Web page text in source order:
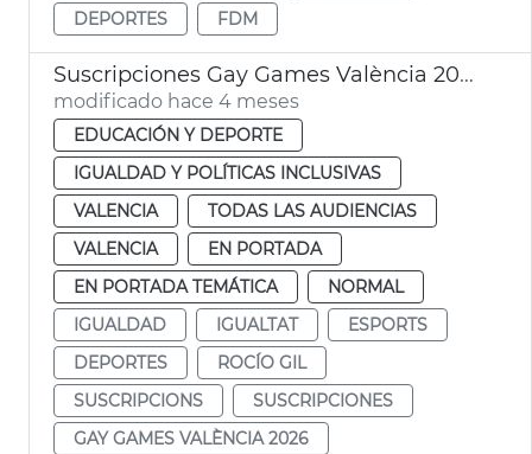
DEPORTES
FDM
Suscripciones Gay Games València 2026
modificado hace 4 meses
EDUCACIÓN Y DEPORTE
IGUALDAD Y POLÍTICAS INCLUSIVAS
VALENCIA
TODAS LAS AUDIENCIAS
VALENCIA
EN PORTADA
EN PORTADA TEMÁTICA
NORMAL
IGUALDAD
IGUALTAT
ESPORTS
DEPORTES
ROCÍO GIL
SUSCRIPCIONS
SUSCRIPCIONES
GAY GAMES VALÈNCIA 2026